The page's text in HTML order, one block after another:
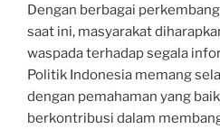
Dengan berbagai
saat ini, masyarakat
waspada terhadap segala
Politik Indonesia memang
dengan pemahaman yang
berkontribusi dalam